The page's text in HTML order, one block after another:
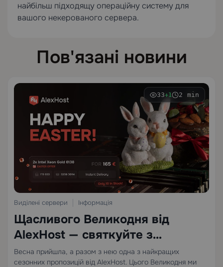
найбільш підходящу операційну систему для
вашого некерованого сервера.
Пов'язані новини
33+1 2 min
Виділені сервери Інформація
Щасливого Великодня від
AlexHost — святкуйте з
ексклюзивними пропозиціями
Весна прийшла, а разом з нею одна з найкращих
сезонних пропозицій від AlexHost. Цього Великодня ми